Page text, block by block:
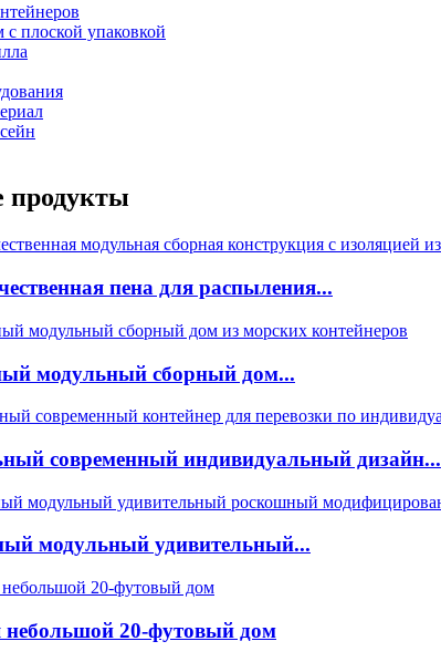
плоской упаковкой
продукты
пена для распыления...
модульный сборный дом...
современный индивидуальный дизайн...
модульный удивительный...
небольшой 20-футовый дом